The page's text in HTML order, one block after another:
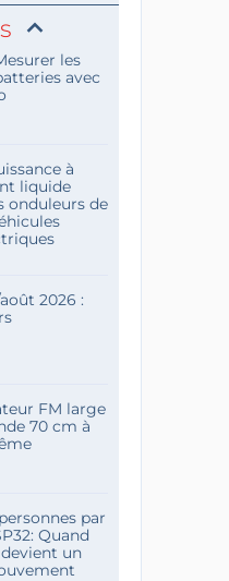
les
avec
à
liquide
onduleurs de
2026 :
FM large
70 cm à
par
Quand
un